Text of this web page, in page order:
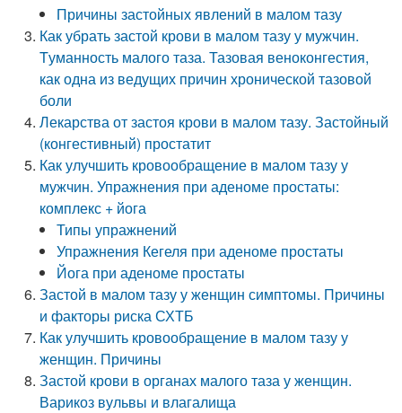
Причины застойных явлений в малом тазу
Как убрать застой крови в малом тазу у мужчин.
Tуманность малого таза. Тазовая веноконгестия,
как одна из ведущих причин хронической тазовой
боли
Лекарства от застоя крови в малом тазу. Застойный
(конгестивный) простатит
Как улучшить кровообращение в малом тазу у
мужчин. Упражнения при аденоме простаты:
комплекс + йога
Типы упражнений
Упражнения Кегеля при аденоме простаты
Йога при аденоме простаты
Застой в малом тазу у женщин симптомы. Причины
и факторы риска СХТБ
Как улучшить кровообращение в малом тазу у
женщин. Причины
Застой крови в органах малого таза у женщин.
Варикоз вульвы и влагалища